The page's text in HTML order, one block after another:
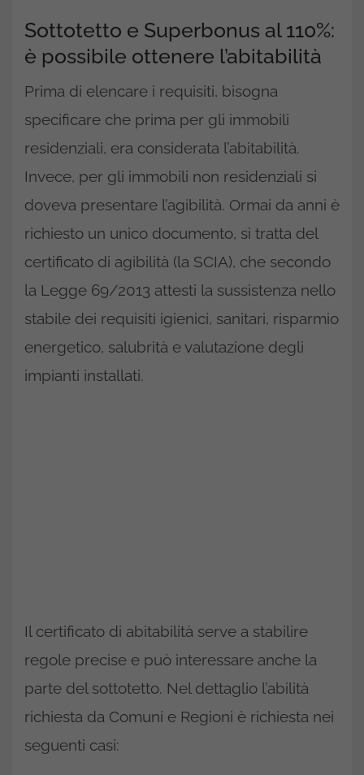
Sottotetto e Superbonus al 110%:
è possibile ottenere l’abitabilità
Prima di elencare i requisiti, bisogna
specificare che prima per gli immobili
residenziali, era considerata l’abitabilità.
Invece, per gli immobili non residenziali si
doveva presentare l’agibilità. Ormai da anni è
richiesto un unico documento, si tratta del
certificato di agibilità (la SCIA), che secondo
la Legge 69/2013 attesti la sussistenza nello
stabile dei requisiti igienici, sanitari, risparmio
energetico, salubrità e valutazione degli
impianti installati.
Il certificato di abitabilità serve a stabilire
regole precise e può interessare anche la
parte del sottotetto. Nel dettaglio l’abilità
richiesta da Comuni e Regioni è richiesta nei
seguenti casi: